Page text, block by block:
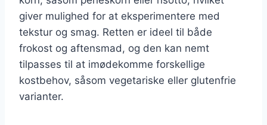
giver mulighed for at eksperimentere med
tekstur og smag. Retten er ideel til både
frokost og aftensmad, og den kan nemt
tilpasses til at imødekomme forskellige
kostbehov, såsom vegetariske eller glutenfrie
varianter.